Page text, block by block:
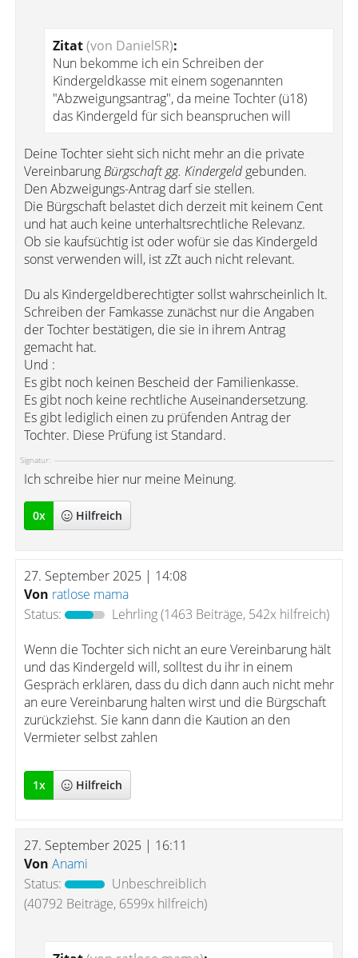
Zitat(von DanielSR):
Nun bekomme ich ein Schreiben der
Kindergeldkasse mit einem sogenannten
"Abzweigungsantrag", da meine Tochter (ü18)
das Kindergeld für sich beanspruchen will
Deine Tochter sieht sich nicht mehr an die private
Vereinbarung Bürgschaft gg. Kindergeldgebunden.
Den Abzweigungs-Antrag darf sie stellen.
Die Bürgschaft belastet dich derzeit mit keinem Cent
und hat auch keine unterhaltsrechtliche Relevanz.
Ob sie kaufsüchtig ist oder wofür sie das Kindergeld
sonst verwenden will, ist zZt auch nicht relevant.
Du als Kindergeldberechtigter sollst wahrscheinlich lt.
Schreiben der Famkasse zunächst nur die Angaben
der Tochter bestätigen, die sie in ihrem Antrag
gemacht hat.
Und :
Es gibt noch keinen Bescheid der Familienkasse.
Es gibt noch keine rechtliche Auseinandersetzung.
Es gibt lediglich einen zu prüfenden Antrag der
Tochter. Diese Prüfung ist Standard.
Signatur:
Ich schreibe hier nur meine Meinung.
0x Hilfreich
27. September 2025 | 14:08
Von ratlose mama
Status:
Lehrling(1463 Beiträge, 542x hilfreich)
Wenn die Tochter sich nicht an eure Vereinbarung hält
und das Kindergeld will, solltest du ihr in einem
Gespräch erklären, dass du dich dann auch nicht mehr
an eure Vereinbarung halten wirst und die Bürgschaft
zurückziehst. Sie kann dann die Kaution an den
Vermieter selbst zahlen
1x Hilfreich
27. September 2025 | 16:11
Von Anami
Status:
Unbeschreiblich
(40792 Beiträge, 6599x hilfreich)